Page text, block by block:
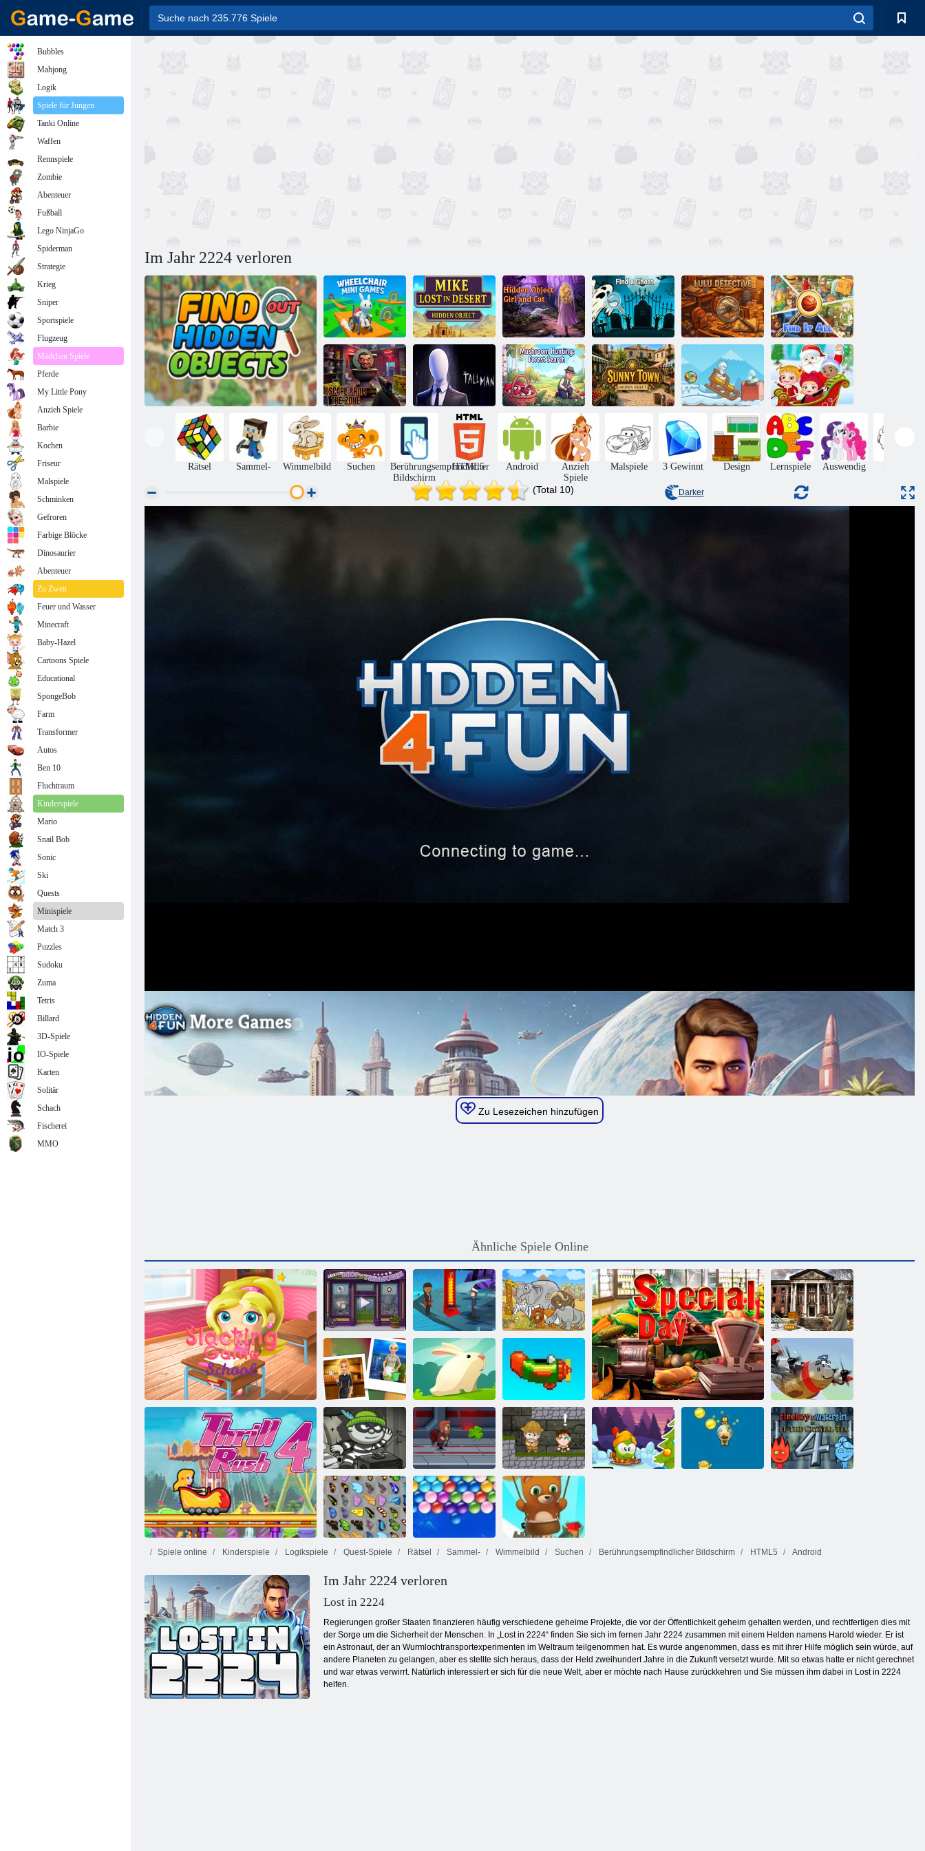
Im Jahr 2224 verloren
Rollstuhl-
Minispiele
Mike hat sich im
Wimmelbild der
Wüste verirrt
Wimmelbild-
Mädchen und
Katze
Finde einen
Geist
Lulu-Detektiv Finden Sie alles
Entkomme aus
der Zone
Der große Mann
Pilzsuche:
Waldsuche
Sunny Town
Wimmelbild
Finden Sie die
Süßigkeit:
Winter
Baby-
Haselnuss -
Weihnachtsüberraschung
Rätsel Sammel- Wimmelbild Suchen
Berührungsempfindlicher
Bildschirm
HTML5 Android
Anzieh
Spiele
Malspiele 3 Gewinnt Design Lernspiele Auswendig Hüpfen
(Total 10) Darker
Zu Lesezeichen hinzufügen
Ähnliche Spiele Online
Slacking Spielschule
Kleiner
Ladengeschäft
Bayou-Insel
Finden Sie 10
Unterschiede
Verlassene
Universität
HTML5 Escape
Nina Detektiv
Gierig
Kaninchen
Nervenkitzel Rush 4
Wiederholen Heroisch Pilot
Bob der Räuber
H5
Jetpack Meister Inca Abenteuer
Schmetterlings
Kyodai
Endlose Bubbles
Spiele online Kinderspiele Logikspiele Quest-Spiele Rätsel Sammel- Wimmelbild Suchen Berührungsempfindlicher Bildschirm HTML5 Android
Im Jahr 2224 verloren
Lost in 2224
Regierungen großer Staaten finanzieren häufig verschiedene geheime Projekte, die vor der Öffentlichkeit geheim gehalten werden, und rechtfertigen dies mit
der Sorge um die Sicherheit der Menschen. In „Lost in 2224“ finden Sie sich im fernen Jahr 2224 zusammen mit einem Helden namens Harold wieder. Er ist
ein Astronaut, der an Wurmlochtransportexperimenten im Weltraum teilgenommen hat. Es wurde angenommen, dass es mit ihrer Hilfe möglich sein würde, auf
andere Planeten zu gelangen, aber es stellte sich heraus, dass der Held zweihundert Jahre in die Zukunft versetzt wurde. Mit so etwas hatte er nicht gerechnet
und war etwas verwirrt. Natürlich interessiert er sich für die neue Welt, aber er möchte nach Hause zurückkehren und Sie müssen ihm dabei in Lost in 2224
helfen.
Bubbles
Mahjong
Logik
Spiele für Jungen
Tanki Online
Waffen
Rennspiele
Zombie
Abenteuer
Fußball
Lego NinjaGo
Spiderman
Strategie
Krieg
Sniper
Sportspiele
Flugzeug
Mädchen Spiele
Pferde
My Little Pony
Anzieh Spiele
Barbie
Kochen
Friseur
Malspiele
Schminken
Gefroren
Farbige Blöcke
Dinosaurier
Abenteuer
Zu Zweit
Feuer und Wasser
Minecraft
Baby-Hazel
Cartoons Spiele
Educational
SpongeBob
Farm
Transformer
Autos
Ben 10
Fluchtraum
Kinderspiele
Mario
Snail Bob
Sonic
Ski
Quests
Minispiele
Match 3
Puzzles
Sudoku
Zuma
Tetris
Billard
3D-Spiele
IO-Spiele
Karten
Solitär
Schach
Fischerei
MMO